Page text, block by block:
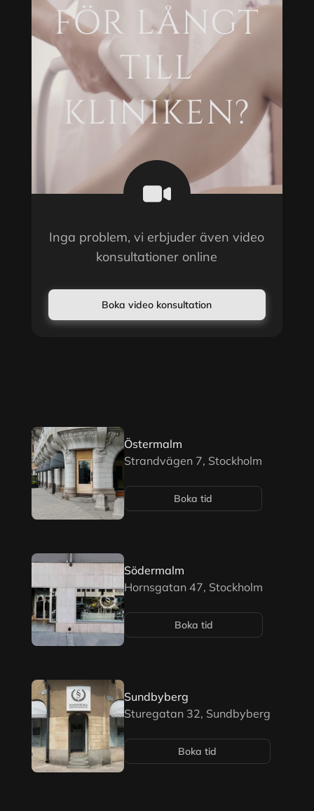
FÖR LÅNGT
TILL
KLINIKEN?
Inga problem, vi erbjuder även video
konsultationer online
Boka video konsultation
Östermalm
Strandvägen 7, Stockholm
Boka tid
Södermalm
Hornsgatan 47, Stockholm
Boka tid
Sundbyberg
Sturegatan 32, Sundbyberg
Boka tid